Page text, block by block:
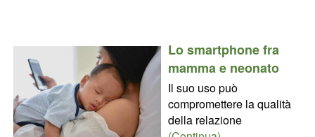
Lo smartphone fra
mamma e neonato
Il suo uso può
compromettere la qualità
della relazione